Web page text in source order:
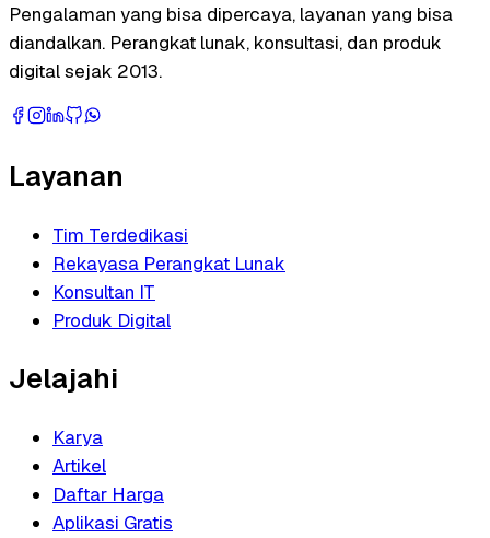
Pengalaman yang bisa dipercaya, layanan yang bisa
diandalkan. Perangkat lunak, konsultasi, dan produk
digital sejak 2013.
Layanan
Tim Terdedikasi
Rekayasa Perangkat Lunak
Konsultan IT
Produk Digital
Jelajahi
Karya
Artikel
Daftar Harga
Aplikasi Gratis